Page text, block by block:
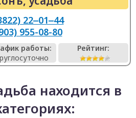
22‒01‒44
955-08-80
работы:
Рейтинг:
находится в